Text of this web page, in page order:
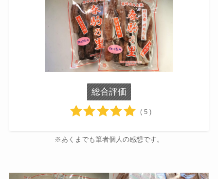
総合評価
( 5 )
※あくまでも筆者個人の感想です。